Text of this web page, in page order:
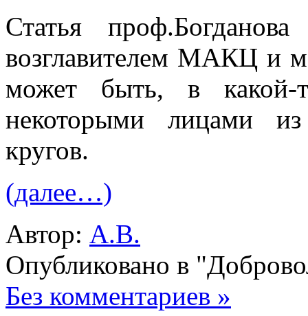
Статья
возглавителем МАКЦ и
может быть, в какой-
некоторыми лицами из
кругов.
(далее…)
Автор: А.В.
Опубликовано в
Без комментариев »